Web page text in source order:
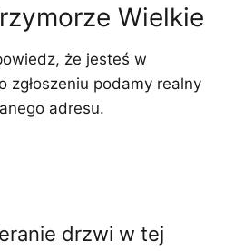
Wielkie
że jesteś w
zgłoszeniu podamy realny
adresu.
drzwi w tej